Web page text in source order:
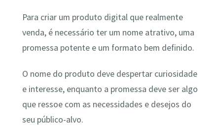
Para criar um produto digital que realmente
venda, é necessário ter um nome atrativo, uma
promessa potente e um formato bem definido.
O nome do produto deve despertar curiosidade
e interesse, enquanto a promessa deve ser algo
que ressoe com as necessidades e desejos do
seu público-alvo.